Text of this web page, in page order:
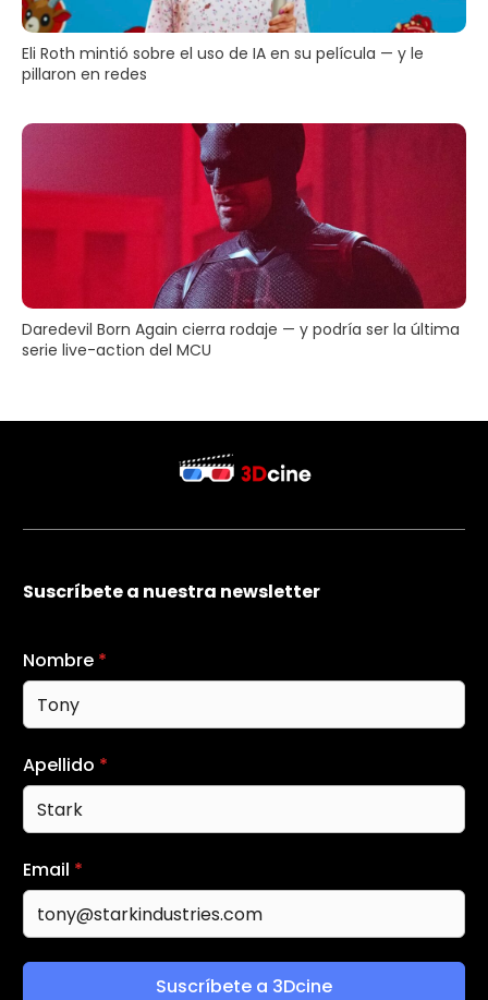
Eli Roth mintió sobre el uso de IA en su película — y le
pillaron en redes
Daredevil Born Again cierra rodaje — y podría ser la última
serie live-action del MCU
Suscríbete a nuestra newsletter
Nombre *
Apellido *
Email *
Suscríbete a 3Dcine